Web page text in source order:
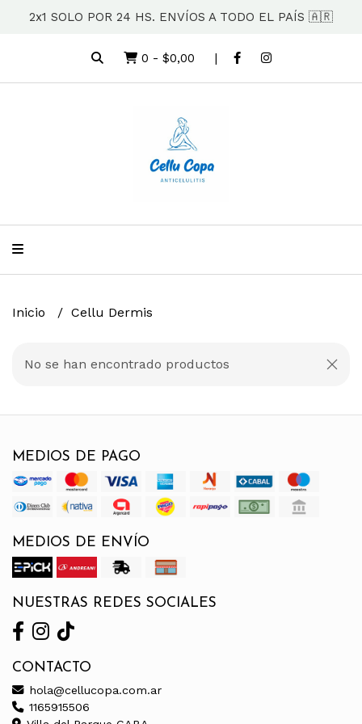
2x1 SOLO POR 24 HS. ENVÍOS A TODO EL PAÍS 🇦🇷
0 - $0,00
Inicio Cellu Dermis
No se han encontrado productos
MEDIOS DE PAGO
MEDIOS DE ENVÍO
NUESTRAS REDES SOCIALES
CONTACTO
hola@cellucopa.com.ar
1165915506